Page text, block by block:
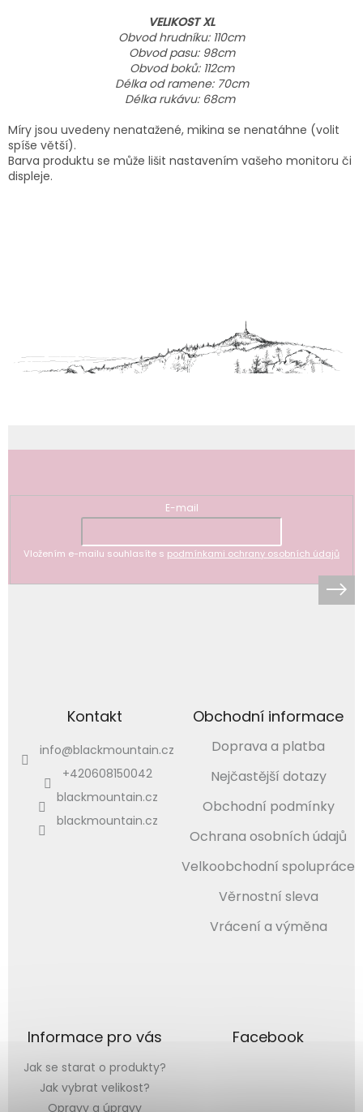
VELIKOST XL
Obvod hrudníku: 110cm
Obvod pasu: 98cm
Obvod boků: 112cm
Délka od ramene: 70cm
Délka rukávu: 68cm
Míry jsou uvedeny nenatažené, mikina se nenatáhne (volit
spíše větší).
Barva produktu se může lišit nastavením vašeho monitoru či
displeje.
E-mail
Vložením e-mailu souhlasíte s podmínkami ochrany osobních údajů
Kontakt
info@blackmountain.cz
+420608150042
blackmountain.cz
blackmountain.cz
Obchodní informace
Doprava a platba
Nejčastější dotazy
Obchodní podmínky
Ochrana osobních údajů
Velkoobchodní spolupráce
Věrnostní sleva
Vrácení a výměna
Informace pro vás
Jak se starat o produkty?
Jak vybrat velikost?
Opravy a úpravy
Facebook